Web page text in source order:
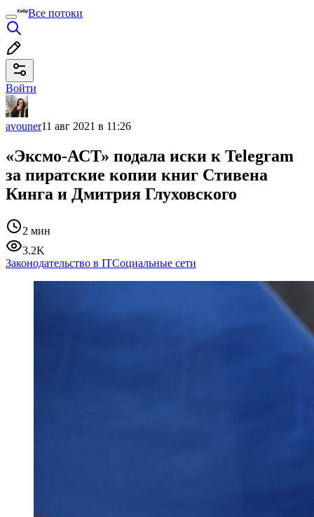
Все потоки
Войти
avouner11 авг 2021 в 11:26
«Эксмо-АСТ» подала иски к Telegram
за пиратские копии книг Стивена
Кинга и Дмитрия Глуховского
2 мин
3.2K
Законодательство в ITСоциальные сети